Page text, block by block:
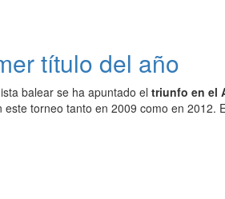
título del año
balear se ha apuntado el triunfo en el
torneo tanto en 2009 como en 2012.